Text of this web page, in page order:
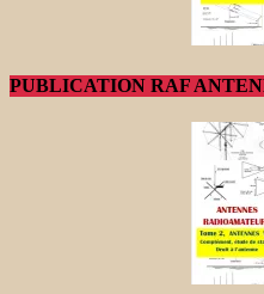
PUBLICATION RAF